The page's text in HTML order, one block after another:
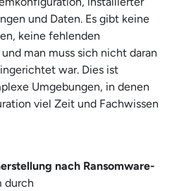
und Daten. Es gibt keine
keine fehlenden
man muss sich nicht daran
war. Dies ist
Umgebungen, in denen
viel Zeit und Fachwissen
nach Ransomware-
durch